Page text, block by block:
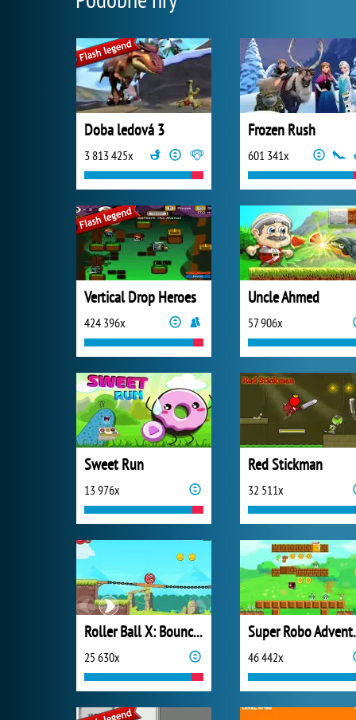
Doba ledová 3
3 813 425x
Frozen Rush
601 341x
Vertical Drop Heroes
424 396x
Uncle Ahmed
57 906x
Sweet Run
13 976x
Red Stickman
32 511x
Roller Ball X: Bounce Ball
25 630x 46 442x